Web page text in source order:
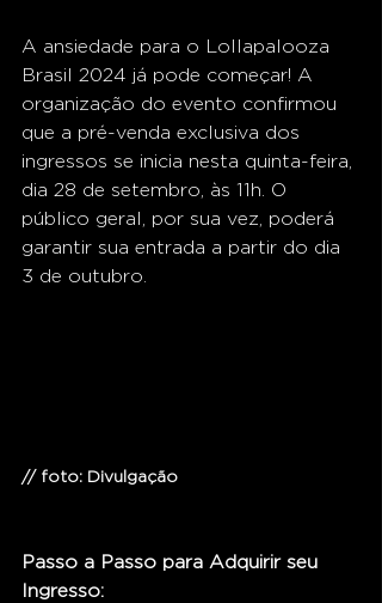
A ansiedade para o Lollapalooza
Brasil 2024 já pode começar! A
organização do evento confirmou
que a pré-venda exclusiva dos
ingressos se inicia nesta quinta-feira,
dia 28 de setembro, às 11h. O
público geral, por sua vez, poderá
garantir sua entrada a partir do dia
3 de outubro.
// foto: Divulgação
Passo a Passo para Adquirir seu
Ingresso: